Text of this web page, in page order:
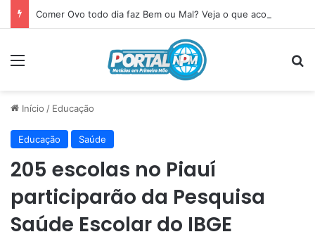
Início / Educação
Educação Saúde
205 escolas no Piauí
participarão da Pesquisa
Saúde Escolar do IBGE